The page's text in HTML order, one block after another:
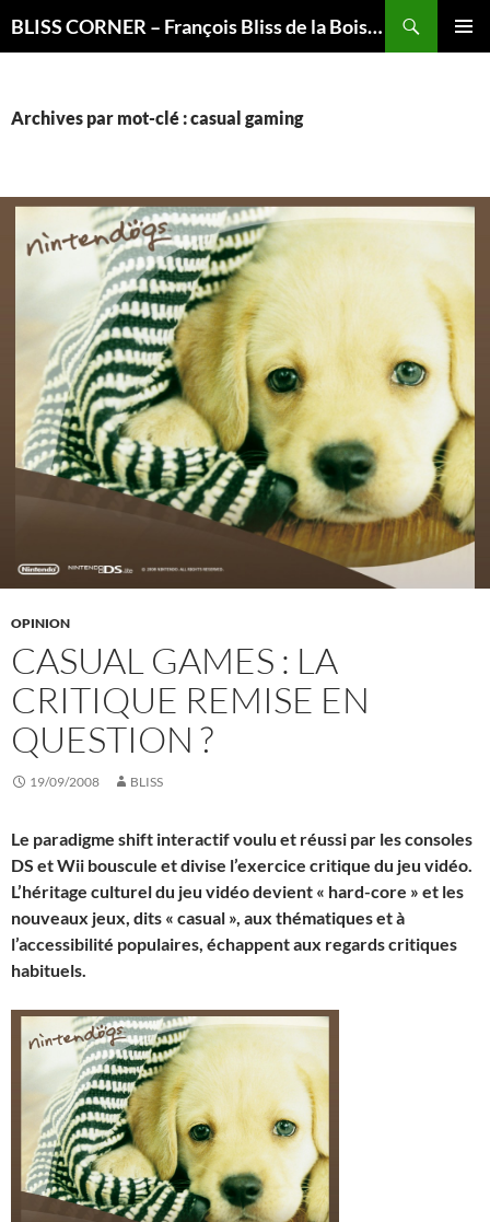
BLISS CORNER – François Bliss de la Boissière is here
Archives par mot-clé : casual gaming
OPINION
CASUAL GAMES : LA
CRITIQUE REMISE EN
QUESTION ?
19/09/2008 BLISS
Le paradigme shift interactif voulu et réussi par les consoles
DS et Wii bouscule et divise l’exercice critique du jeu vidéo.
L’héritage culturel du jeu vidéo devient « hard-core » et les
nouveaux jeux, dits « casual », aux thématiques et à
l’accessibilité populaires, échappent aux regards critiques
habituels.